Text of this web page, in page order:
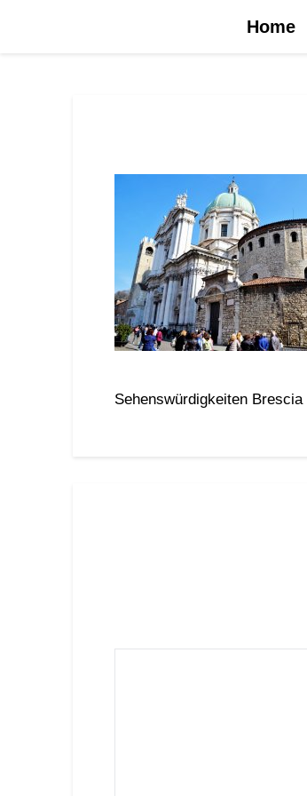
Urlaubsreise.blog – dein
Home
Sehenswürdigkeiten Brescia